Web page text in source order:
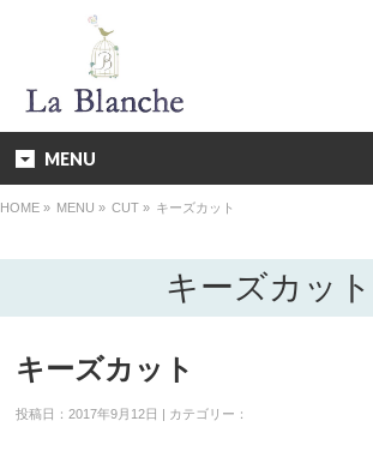
MENU
HOME » MENU » CUT » キーズカット
キーズカット
キーズカット
投稿日：2017年9月12日 | カテゴリー：